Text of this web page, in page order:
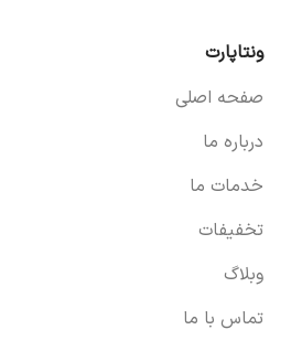
ونتاپارت
صفحه اصلی
درباره ما
خدمات ما
تخفیفات
وبلاگ
تماس با ما